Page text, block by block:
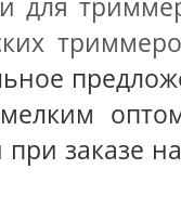
для
при заказе